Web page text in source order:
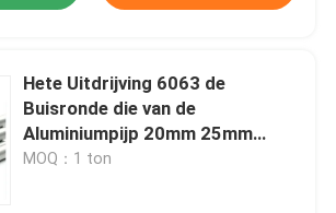
Hete Uitdrijving 6063 de
Buisronde die van de
Aluminiumpijp 20mm 25mm
30mm 40mm anodiseren
MOQ：1 ton